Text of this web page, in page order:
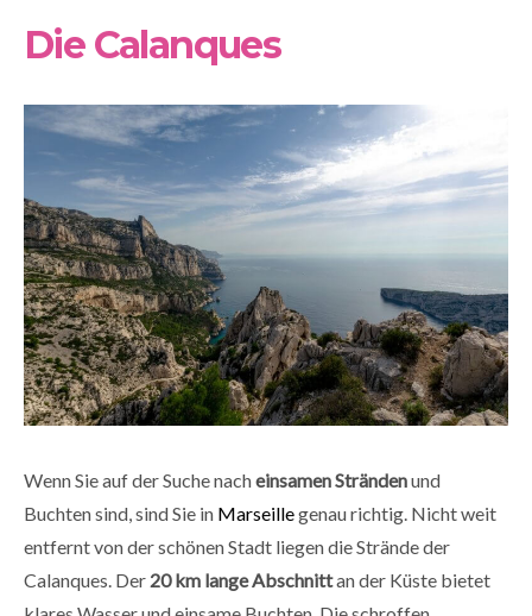
Die Calanques
Wenn Sie auf der Suche nacheinsamen Strändenund
Buchten sind, sind Sie in Marseillegenau richtig. Nicht weit
entfernt von der schönen Stadt liegen die Strände der
Calanques. Der 20 km lange Abschnittan der Küste bietet